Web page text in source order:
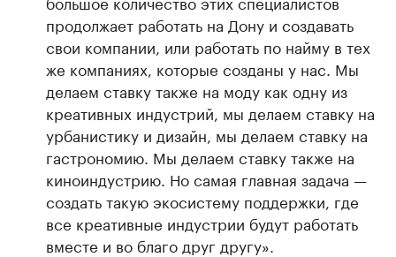
продолжает работать на Дону и создавать
свои компании, или работать по найму в тех
же компаниях, которые созданы у нас. Мы
делаем ставку также на моду как одну из
креативных индустрий, мы делаем ставку на
урбанистику и дизайн, мы делаем ставку на
гастрономию. Мы делаем ставку также на
киноиндустрию. Но самая главная задача —
создать такую экосистему поддержки, где
все креативные индустрии будут работать
вместе и во благо друг другу».